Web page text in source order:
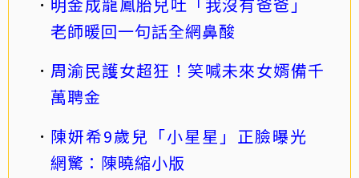
老師暖回一句話全網鼻酸
周渝民護女超狂！笑喊未來女婿備千
萬聘金
陳妍希9歲兒「小星星」正臉曝光
網驚：陳曉縮小版